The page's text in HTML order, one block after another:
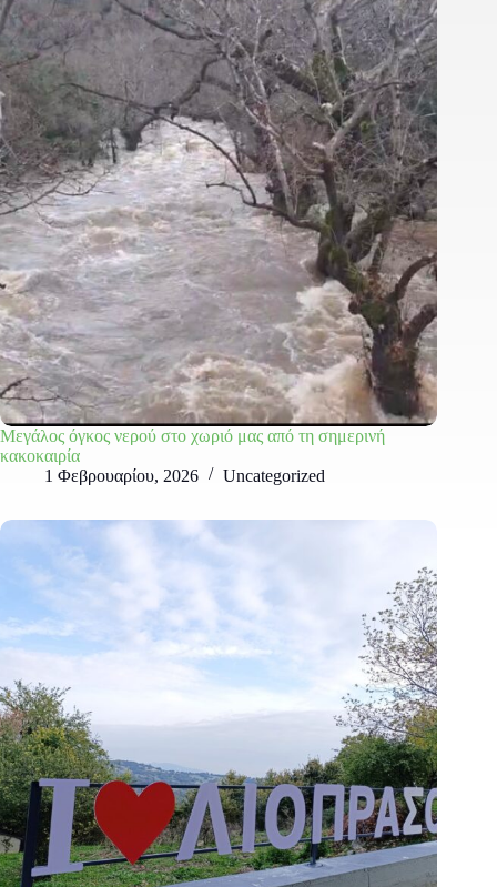
Μεγάλος όγκος νερού στο χωριό μας από τη σημερινή
κακοκαιρία
1 Φεβρουαρίου, 2026
Uncategorized